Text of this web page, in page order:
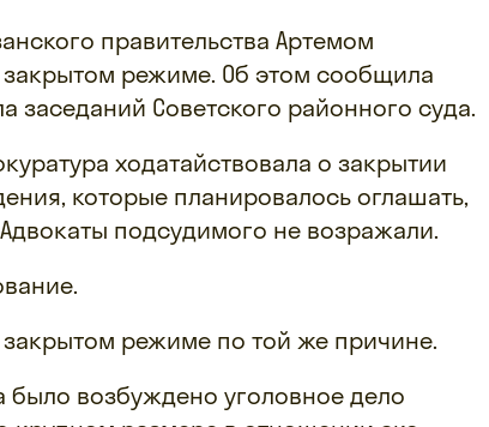
правительства Артемом
режиме. Об этом сообщила
заседаний Советского районного суда.
ходатайствовала о закрытии
которые планировалось оглашать,
подсудимого не возражали.
режиме по той же причине.
возбуждено уголовное дело